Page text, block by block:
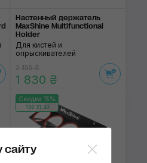
Настенный держатель
MaxShine Multifunctional
Holder
Для кистей и
опрыскивателей
2 155 ₴
1 830 ₴
Скидка 15%
130:31:30
сайту